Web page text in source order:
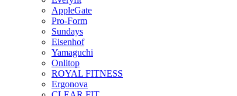
AppleGate
Pro-Form
Sundays
Eisenhof
Yamaguchi
Onlitop
ROYAL FITNESS
Ergonova